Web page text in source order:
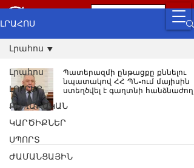
ԼՐԱՀՈՍ
Լրահոս
ԼՈՒՐԵՐ
ՔԱՂԱՔԱԿԱՆ
ԿԱՐԾԻՔՆԵՐ
ՍՊՈՐՏ
ԺԱՄԱՆՑԱՅԻՆ
Լրահոս
Պատերազմի ընթացքը քննելու
նպատակով ՀՀ ՊՆ-ում մայիսին
ստեղծվել է գաղտնի